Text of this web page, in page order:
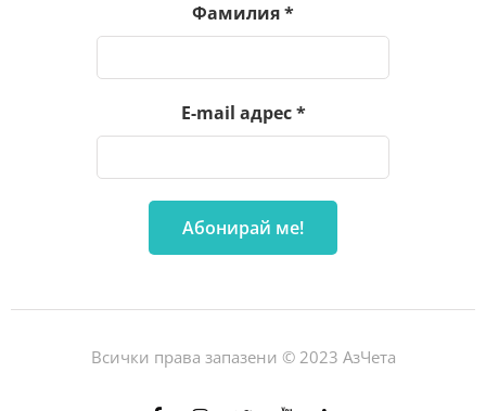
Фамилия*
E-mail адрес*
Всички права запазени © 2023 АзЧета